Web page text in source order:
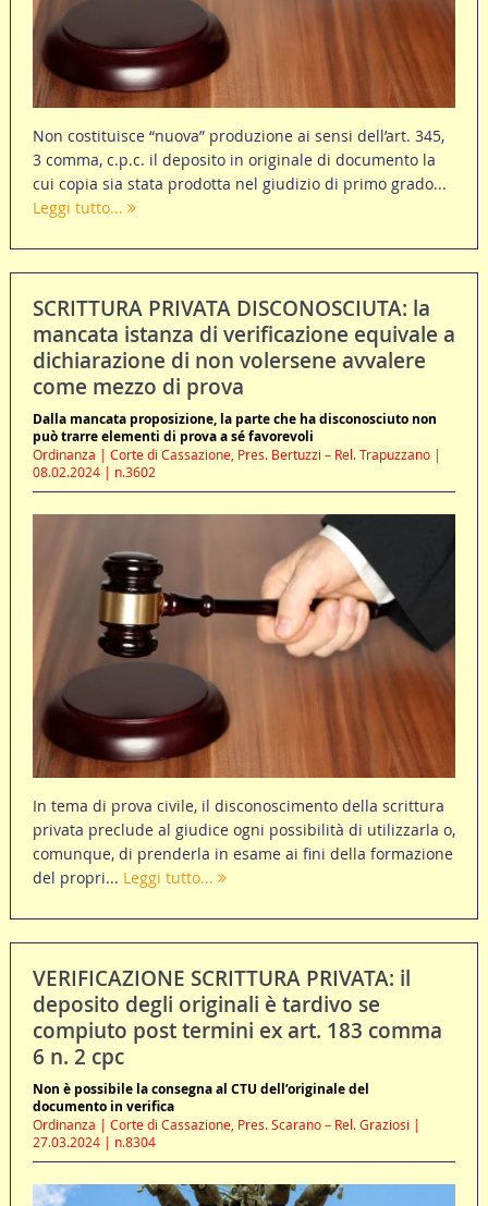
Non costituisce “nuova” produzione ai sensi dell’art. 345,
3 comma, c.p.c. il deposito in originale di documento la
cui copia sia stata prodotta nel giudizio di primo grado...
Leggi tutto...
SCRITTURA PRIVATA DISCONOSCIUTA: la
mancata istanza di verificazione equivale a
dichiarazione di non volersene avvalere
come mezzo di prova
Dalla mancata proposizione, la parte che ha disconosciuto non
può trarre elementi di prova a sé favorevoli
Ordinanza | Corte di Cassazione, Pres. Bertuzzi – Rel. Trapuzzano |
08.02.2024 | n.3602
In tema di prova civile, il disconoscimento della scrittura
privata preclude al giudice ogni possibilità di utilizzarla o,
comunque, di prenderla in esame ai fini della formazione
del propri... Leggi tutto...
VERIFICAZIONE SCRITTURA PRIVATA: il
deposito degli originali è tardivo se
compiuto post termini ex art. 183 comma
6 n. 2 cpc
Non è possibile la consegna al CTU dell’originale del
documento in verifica
Ordinanza | Corte di Cassazione, Pres. Scarano – Rel. Graziosi |
27.03.2024 | n.8304